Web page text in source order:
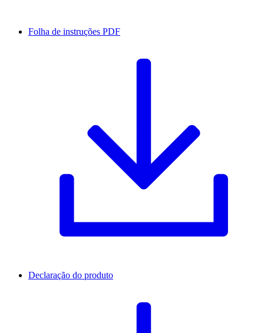
Folha de instruções PDF
Declaração do produto